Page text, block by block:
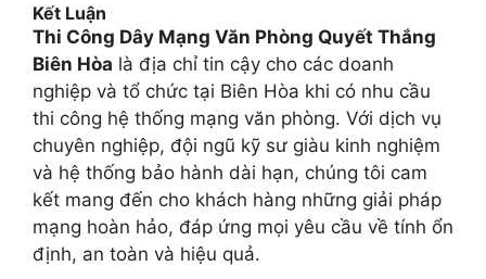
Kết Luận
Thi Công Dây Mạng Văn Phòng Quyết Thắng
Biên Hòa là địa chỉ tin cậy cho các doanh
nghiệp và tổ chức tại Biên Hòa khi có nhu cầu
thi công hệ thống mạng văn phòng. Với dịch vụ
chuyên nghiệp, đội ngũ kỹ sư giàu kinh nghiệm
và hệ thống bảo hành dài hạn, chúng tôi cam
kết mang đến cho khách hàng những giải pháp
mạng hoàn hảo, đáp ứng mọi yêu cầu về tính ổn
định, an toàn và hiệu quả.